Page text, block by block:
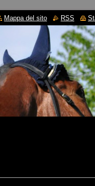
Mappa del sito RSS